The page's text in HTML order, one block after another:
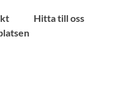
Hitta till oss